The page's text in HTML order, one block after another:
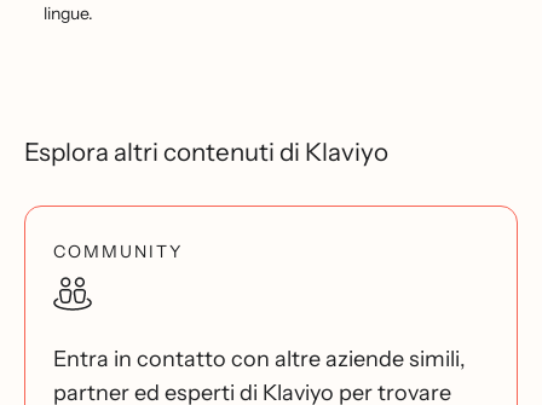
lingue.
Esplora altri contenuti di Klaviyo
COMMUNITY
Entra in contatto con altre aziende simili,
partner ed esperti di Klaviyo per trovare